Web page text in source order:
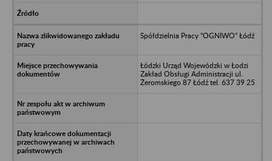
Spółdzielnia Pracy ”OGNIWO” Łódź
Łódzki Urząd Wojewódzki w Łodzi
Zakład Obsługi Administracji ul.
Żeromskiego 87 Łódź tel. 637 39 25